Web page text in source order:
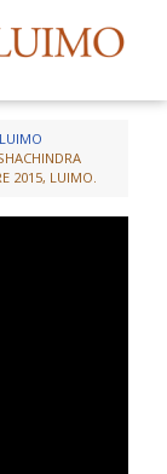
2015, LUIMO.